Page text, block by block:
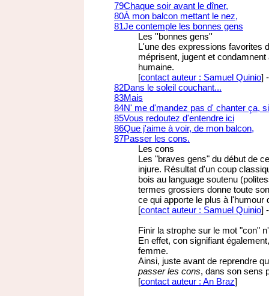
79Chaque soir avant le dîner,
80À mon balcon mettant le nez,
81Je contemple les bonnes gens
Les ''bonnes gens''
L'une des expressions favorites
méprisent, jugent et
humaine.
[contact auteur : Samuel Quinio]
82Dans le soleil couchant...
83Mais
84N' me d'mandez pas d' chanter ça, si
85Vous redoutez d'entendre ici
86Que j'aime à voir, de mon balcon,
87Passer les cons.
Les cons
Les "braves gens" du début de
injure. Résultat d'un coup
bois au language soutenu
termes grossiers donne toute
ce qui apporte le plus à l'humour
[contact auteur : Samuel Quinio]
Finir la strophe sur le mot "con"
En effet, con signifiant
femme.
Ainsi, juste avant de reprendre
passer les cons, dans son sens
[contact auteur : An Braz]